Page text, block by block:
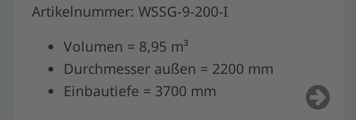
Artikelnummer: WSSG-9-200-I
Volumen = 8,95 m³
Durchmesser außen = 2200 mm
Einbautiefe = 3700 mm